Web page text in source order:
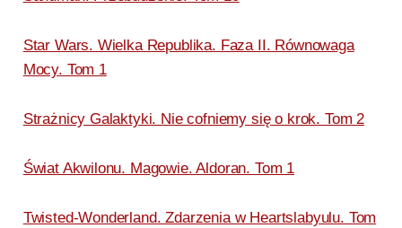
Star Wars. Wielka Republika. Faza II. Równowaga
Mocy. Tom 1
Strażnicy Galaktyki. Nie cofniemy się o krok. Tom 2
Świat Akwilonu. Magowie. Aldoran. Tom 1
Twisted-Wonderland. Zdarzenia w Heartslabyulu. Tom